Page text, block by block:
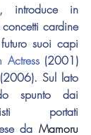
cardine
suoi capi
Actress (2001)
(2006). Sul lato
spunto dai
portati
da Mamoru